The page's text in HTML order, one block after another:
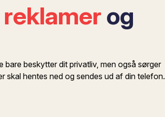
reklamer og
beskytter dit privatliv, men også sørger
skal hentes ned og sendes ud af din telefon.